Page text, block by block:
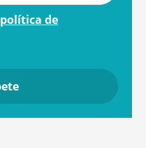
política de